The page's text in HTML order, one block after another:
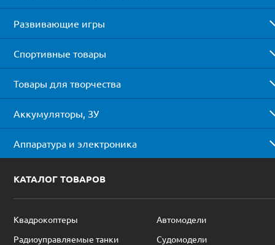
Развивающие игры
Спортивные товары
Товары для творчества
Аккумуляторы, ЗУ
Аппаратура и электроника
КАТАЛОГ ТОВАРОВ
Квадрокоптеры
Автомодели
Радиоуправляемые танки
Судомодели